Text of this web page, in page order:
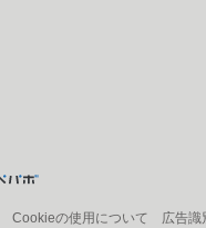
Cookieの使用について 広告識